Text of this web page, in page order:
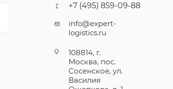
+7 (495) 859-09-88
info@expert-
logistics.ru
108814, г.
Москва, пос.
Сосенское, ул.
Василия